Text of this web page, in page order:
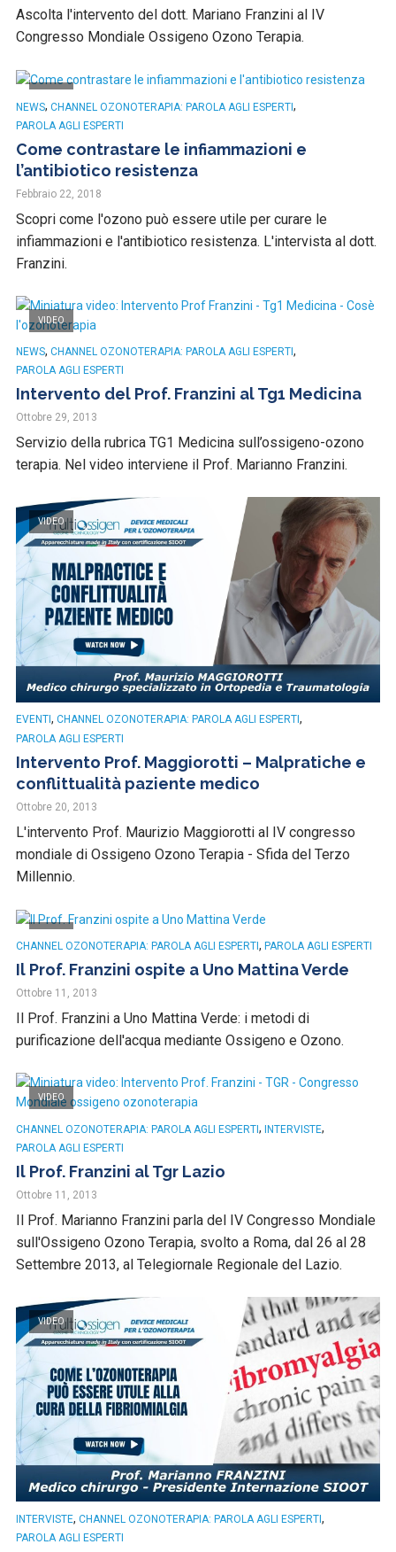
Ascolta l'intervento del dott. Mariano Franzini al IV
Congresso Mondiale Ossigeno Ozono Terapia.
NEWS, CHANNEL OZONOTERAPIA: PAROLA AGLI ESPERTI,
PAROLA AGLI ESPERTI
Come contrastare le infiammazioni e
l’antibiotico resistenza
Febbraio 22, 2018
Scopri come l'ozono può essere utile per curare le
infiammazioni e l'antibiotico resistenza. L'intervista al dott.
Franzini.
VIDEO
NEWS, CHANNEL OZONOTERAPIA: PAROLA AGLI ESPERTI ,
PAROLA AGLI ESPERTI
Intervento del Prof. Franzini al Tg1 Medicina
Ottobre 29, 2013
Servizio della rubrica TG1 Medicina sull’ossigeno-ozono
terapia. Nel video interviene il Prof. Marianno Franzini.
VIDEO
EVENTI , CHANNEL OZONOTERAPIA: PAROLA AGLI ESPERTI ,
PAROLA AGLI ESPERTI
Intervento Prof. Maggiorotti – Malpratiche e
conflittualità paziente medico
Ottobre 20, 2013
L'intervento Prof. Maurizio Maggiorotti al IV congresso
mondiale di Ossigeno Ozono Terapia - Sfida del Terzo
Millennio.
CHANNEL OZONOTERAPIA: PAROLA AGLI ESPERTI , PAROLA AGLI ESPERTI
Il Prof. Franzini ospite a Uno Mattina Verde
Ottobre 11, 2013
Il Prof. Franzini a Uno Mattina Verde: i metodi di
purificazione dell'acqua mediante Ossigeno e Ozono.
VIDEO
CHANNEL OZONOTERAPIA: PAROLA AGLI ESPERTI, INTERVISTE,
PAROLA AGLI ESPERTI
Il Prof. Franzini al Tgr Lazio
Ottobre 11, 2013
Il Prof. Marianno Franzini parla del IV Congresso Mondiale
sull'Ossigeno Ozono Terapia, svolto a Roma, dal 26 al 28
Settembre 2013, al Telegiornale Regionale del Lazio.
VIDEO
INTERVISTE, CHANNEL OZONOTERAPIA: PAROLA AGLI ESPERTI ,
PAROLA AGLI ESPERTI